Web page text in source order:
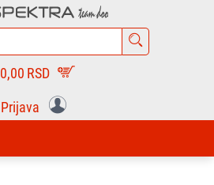
0,00 RSD
Prijava